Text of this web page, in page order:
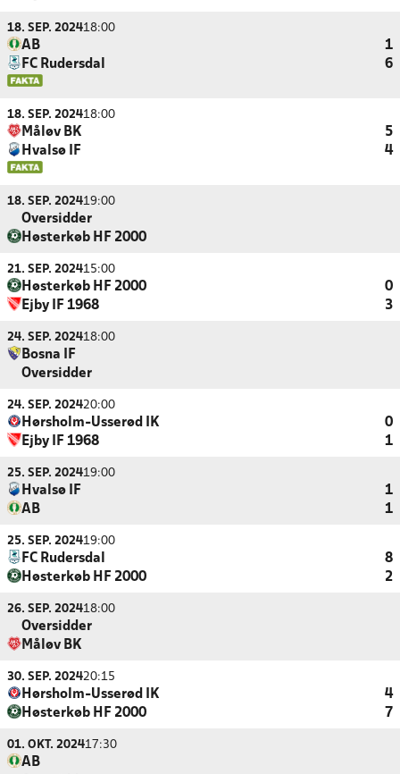
18. SEP. 202418:00
AB
1
FC Rudersdal
6
18. SEP. 202418:00
Måløv BK
5
Hvalsø IF
4
18. SEP. 202419:00
Oversidder
Høsterkøb HF 2000
21. SEP. 202415:00
Høsterkøb HF 2000
0
Ejby IF 1968
3
24. SEP. 202418:00
Bosna IF
Oversidder
24. SEP. 202420:00
Hørsholm-Usserød IK
0
Ejby IF 1968
1
25. SEP. 202419:00
Hvalsø IF
1
AB
1
25. SEP. 202419:00
FC Rudersdal
8
Høsterkøb HF 2000
2
26. SEP. 202418:00
Oversidder
Måløv BK
30. SEP. 202420:15
Hørsholm-Usserød IK
4
Høsterkøb HF 2000
7
01. OKT. 202417:30
AB